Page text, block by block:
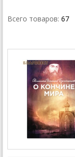
Всего товаров: 67